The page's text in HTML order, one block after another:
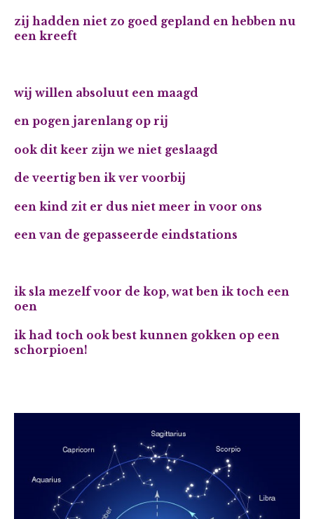
zij hadden niet zo goed gepland en hebben nu
een kreeft
wij willen absoluut een maagd
en pogen jarenlang op rij
ook dit keer zijn we niet geslaagd
de veertig ben ik ver voorbij
een kind zit er dus niet meer in voor ons
een van de gepasseerde eindstations
ik sla mezelf voor de kop, wat ben ik toch een
oen
ik had toch ook best kunnen gokken op een
schorpioen!